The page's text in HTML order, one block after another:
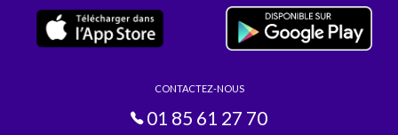
CONTACTEZ-NOUS
01 85 61 27 70